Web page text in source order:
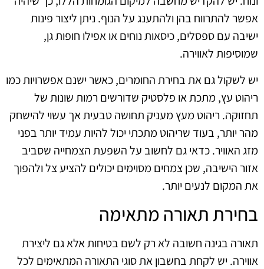
אפשר להתרווח בהן ולהתענג על הנוף. ניתן ליצור פינות
ישיבה עם ספסלים, כיסאות נוחים או אפילו חופות גן,
שמוסיפות לאווירה.
יש לשקול גם את בחירת החומרים, כאשר ישנם אפשרויות כמו
ריהוט עץ, מתכת או פלסטיק שדורשים רמות שונות של
תחזוקה. ריהוט מעץ מעניק תחושה טבעית אך עשוי להישחק
מהר יותר, בעוד שריהוט מתכתי יכול להיות עמיד יותר בפני
מזג האוויר. כדאי גם לחשוב על השפעת הצמחייה שסביב
אזור הישיבה, שכן צמחים מסוימים יכולים להציע צל ולהפוך
את המקום לנעים יותר.
בחירת תאורה מתאימה
תאורה בגינה חשובה לא רק לשם בטיחות אלא גם ליצירת
אווירה. יש לקחת בחשבון את סוגי התאורה המתאימים לכל